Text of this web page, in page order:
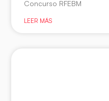
Concurso RFEBM
LEER MÁS